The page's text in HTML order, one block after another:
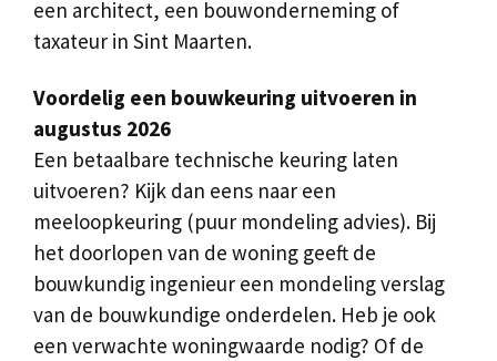
een architect, een bouwonderneming of
taxateur in Sint Maarten.
Voordelig een bouwkeuring uitvoeren in
augustus 2026
Een betaalbare technische keuring laten
uitvoeren? Kijk dan eens naar een
meeloopkeuring (puur mondeling advies). Bij
het doorlopen van de woning geeft de
bouwkundig ingenieur een mondeling verslag
van de bouwkundige onderdelen. Heb je ook
een verwachte woningwaarde nodig? Of de